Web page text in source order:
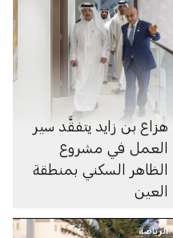
هزاع بن زايد يتفقَّد سير
العمل في مشروع
الظاهر السكني بمنطقة
العين
الرياضة